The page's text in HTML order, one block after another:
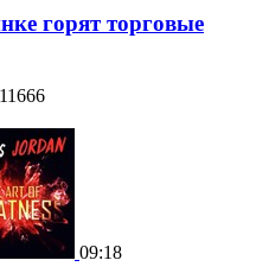
горят торговые
09:18